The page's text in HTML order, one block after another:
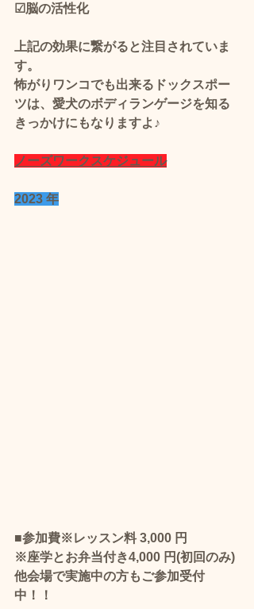
☑脳の活性化
上記の効果に繋がると注目されていま
す。
怖がりワンコでも出来るドックスポー
ツは、愛犬のボディランゲージを知る
きっかけにもなりますよ♪
ノーズワークスケジュール
2023 年
■参加費※レッスン料 3,000 円
※座学とお弁当付き4,000 円(初回のみ)
他会場で実施中の方もご参加受付
中！！